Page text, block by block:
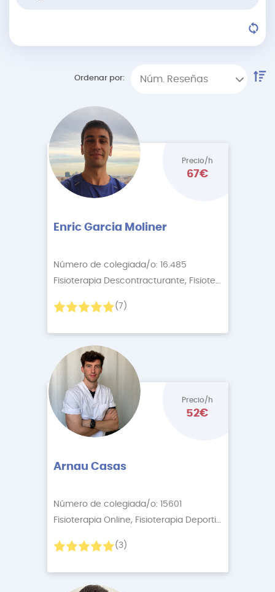
Ordenar por: Núm. Reseñas
Precio/h
67€
Enric Garcia Moliner
Número de colegiada/o: 16.485
Fisioterapia Descontracturante, Fisioterapia Onlin
(7)
Precio/h
52€
Arnau Casas
Número de colegiada/o: 15601
Fisioterapia Online, Fisioterapia Deportiva
(3)